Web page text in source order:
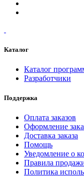
Каталог
Каталог
Разработчики
Поддержка
Оплата заказов
Оформление
Доставка заказа
Помощь
Уведомление о
Правила
Политика